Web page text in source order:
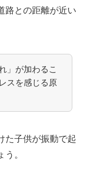
路との距離が近い
」が加わるこ
スを感じる原
た子供が振動で起
。